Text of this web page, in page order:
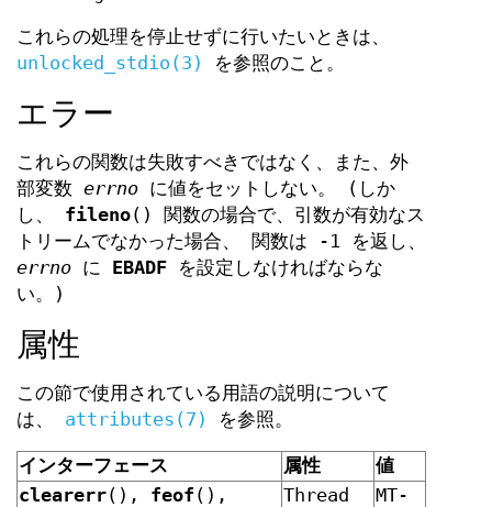
これらの処理を停止せずに行いたいときは、
unlocked_stdio(3)
を参照のこと。
エラー
これらの関数は失敗すべきではなく、また、外
部変数 errno に値をセットしない。 (しか
し、 fileno() 関数の場合で、引数が有効なス
トリームでなかった場合、 関数は -1 を返し、
errno に EBADF を設定しなければならな
い。)
属性
この節で使用されている用語の説明について
は、 attributes(7) を参照。
インターフェース 属性
値
clearerr(), feof (),
Thread
MT-